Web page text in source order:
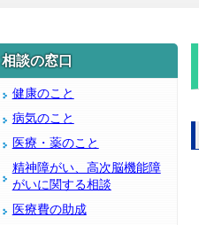
相談の窓口
健康のこと
病気のこと
医療・薬のこと
精神障がい、高次脳機能障
がいに関する相談
医療費の助成